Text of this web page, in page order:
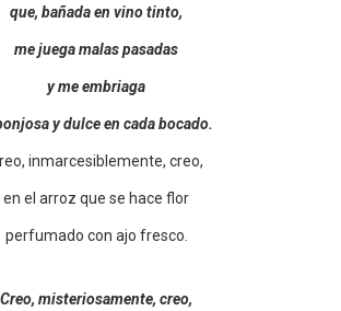
que, bañada en vino tinto,
me juega malas pasadas
y me embriaga
y dulce en cada bocado.
inmarcesiblemente, creo,
en el arroz que se hace flor
perfumado con ajo fresco.
Creo, misteriosamente, creo,